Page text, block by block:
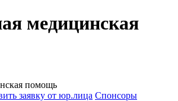
медицинская
помощь
заявку от юр.лица Спонсоры